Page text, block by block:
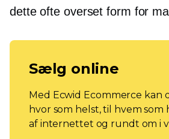
detteofte overset form for
Sælg online
Med Ecwid Ecommerce
hvor som helst, til hvem
af internettet og rundt om i